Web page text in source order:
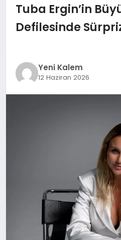
DÜNYA
EKONOMİ
TEKNOLOJİ
Tuba Ergin’in
Defilesinde
Yeni Kalem
12 Haziran 2026